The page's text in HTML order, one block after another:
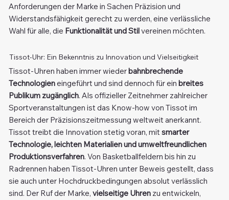
Anforderungen der Marke in Sachen Präzision und
Widerstandsfähigkeit gerecht zu werden, eine verlässliche
Wahl für alle, die Funktionalität und Stilvereinen möchten.
Tissot-Uhr: Ein Bekenntnis zu Innovation und Vielseitigkeit
Tissot-Uhren haben immer wieder bahnbrechende
Technologieneingeführt und sind dennoch für ein breites
Publikum zugänglich. Als offizieller Zeitnehmer zahlreicher
Sportveranstaltungen ist das Know-how von Tissot im
Bereich der Präzisionszeitmessung weltweit anerkannt.
Tissot treibt die Innovation stetig voran, mitsmarter
Technologie, leichten Materialien und umweltfreundlichen
Produktionsverfahren. Von Basketballfeldern bis hin zu
Radrennen haben Tissot-Uhren unter Beweis gestellt, dass
sie auch unter Hochdruckbedingungen absolut verlässlich
sind. Der Ruf der Marke,vielseitige Uhren zu entwickeln,